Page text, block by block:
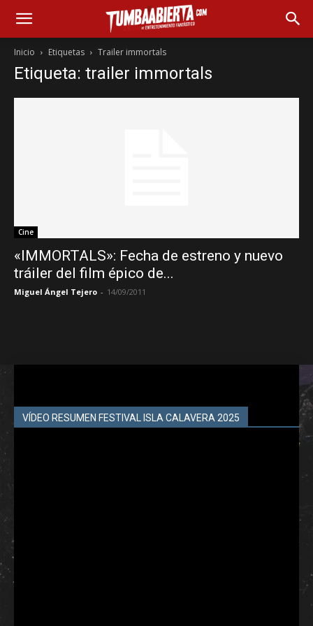
Inicio Etiquetas Trailer immortals
Etiqueta: trailer immortals
Cine
«IMMORTALS»: Fecha de estreno y nuevo
tráiler del film épico de...
Miguel Ángel Tejero - 14/09/2011
VÍDEO RESUMEN FESTIVAL ISLA CALAVERA 2025